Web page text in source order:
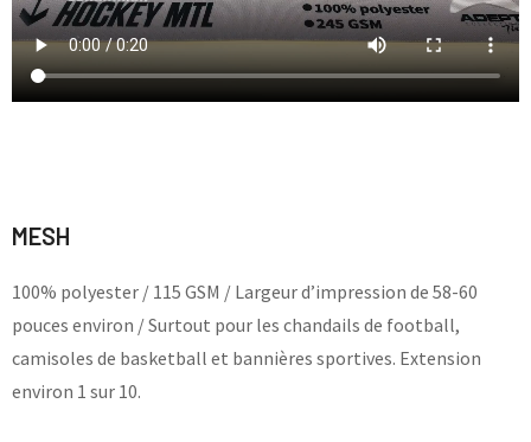
MESH
100% polyester / 115 GSM / Largeur d’impression de 58-60
pouces environ / Surtout pour les chandails de football,
camisoles de basketball et bannières sportives. Extension
environ 1 sur 10.